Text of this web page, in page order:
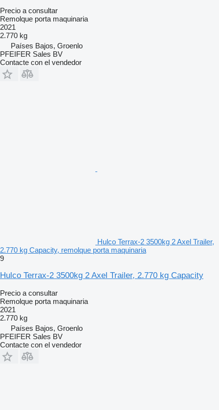
Precio a consultar
Remolque porta maquinaria
2021
2.770 kg
Países Bajos, Groenlo
PFEIFER Sales BV
Contacte con el vendedor
Hulco Terrax-2 3500kg 2 Axel Trailer,
2.770 kg Capacity, remolque porta maquinaria
9
Hulco Terrax-2 3500kg 2 Axel Trailer, 2.770 kg Capacity
Precio a consultar
Remolque porta maquinaria
2021
2.770 kg
Países Bajos, Groenlo
PFEIFER Sales BV
Contacte con el vendedor